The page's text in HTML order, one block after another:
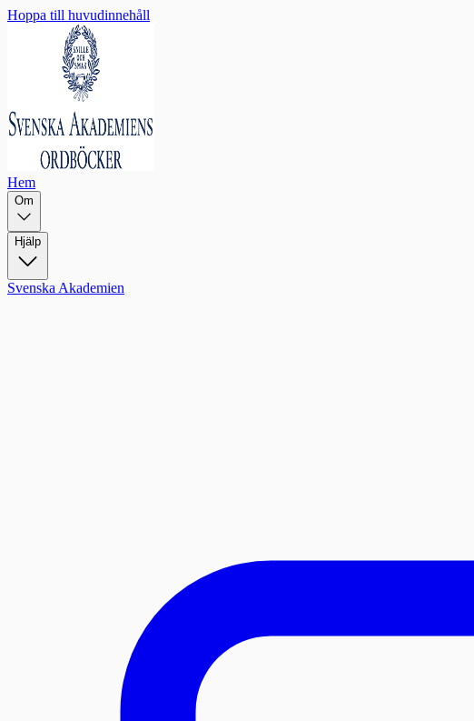
Hoppa till huvudinnehåll
Hem
Om
Hjälp
Svenska Akademien